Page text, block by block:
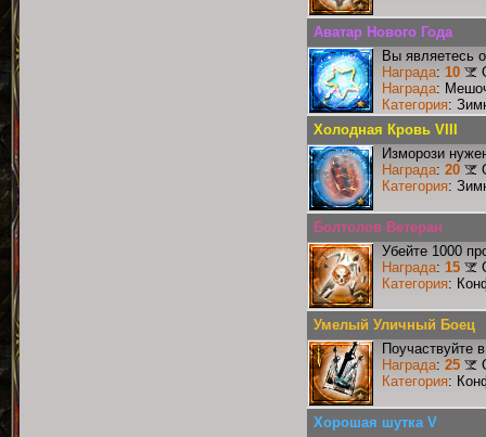
Аватар Нового Года
Вы являетесь
Награда: 10
Награда:
Категория:
Холодная Кровь VIII
Изморози
Награда: 20
Категория:
Болтолов Ветеран
Убейте 1000
Награда: 15
Категория:
Умелый Уличный Боец
Поучаствуйте
Награда: 25
Категория:
Хорошая шутка V